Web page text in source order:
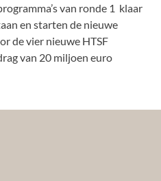
van ronde 1 klaar
en starten de nieuwe
de vier nieuwe HTSF
van 20 miljoen euro